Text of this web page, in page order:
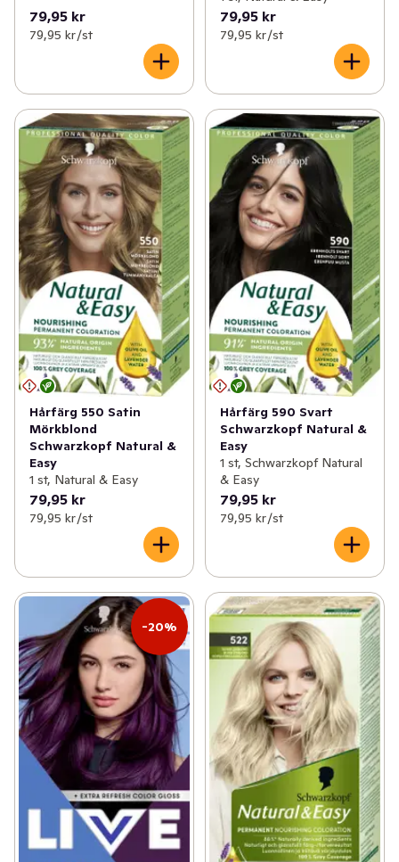
79,95 kr
79,95 kr /st
79,95 kr
79,95 kr /st
Hårfärg 550 Satin
Mörkblond
Schwarzkopf Natural &
Easy
1 st, Natural & Easy
79,95 kr
79,95 kr /st
Hårfärg 590 Svart
Schwarzkopf Natural &
Easy
1 st, Schwarzkopf Natural
& Easy
79,95 kr
79,95 kr /st
-20%